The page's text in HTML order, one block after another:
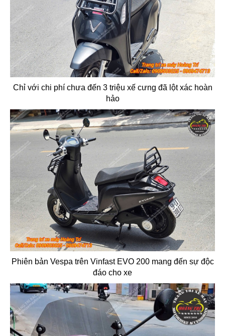
Chỉ với chi phí chưa đến 3 triệu xế cưng đã lột xác hoàn
hảo
Phiên bản Vespa trên Vinfast EVO 200 mang đến sự độc
đáo cho xe